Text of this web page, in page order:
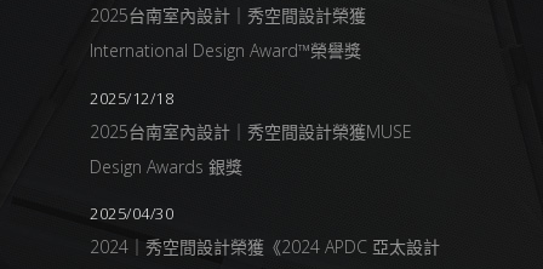
2025台南室內設計｜秀空間設計榮獲
International Design Award™榮譽獎
2025/12/18
2025台南室內設計｜秀空間設計榮獲MUSE
Design Awards 銀獎
2025/04/30
2024｜秀空間設計榮獲《2024 APDC 亞太設計